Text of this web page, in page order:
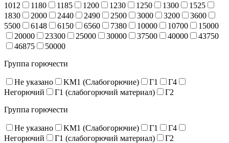
1012
1180 1185 1200 1230 1250 1300
1525
1830
2000 2440 2490 2500 3000 3200
3600
5500
6148 6150 6560 7380 10000 10700
15000
20000
23300 25000 30000 37500 40000
43750
46875
50000
Группа горючести
Не указано KM1 (Слабогорючие) Г1
Г4
Негорючий
Г1 (слабогорючий материал)
Г2
Группа горючести
Не указано KM1 (Слабогорючие) Г1
Г4
Негорючий
Г1 (слабогорючий материал)
Г2